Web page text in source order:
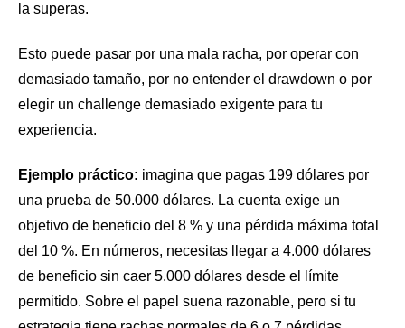
la superas.
Esto puede pasar por una mala racha, por operar con
demasiado tamaño, por no entender el drawdown o por
elegir un challenge demasiado exigente para tu
experiencia.
Ejemplo práctico: imagina que pagas 199 dólares por
una prueba de 50.000 dólares. La cuenta exige un
objetivo de beneficio del 8 % y una pérdida máxima total
del 10 %. En números, necesitas llegar a 4.000 dólares
de beneficio sin caer 5.000 dólares desde el límite
permitido. Sobre el papel suena razonable, pero si tu